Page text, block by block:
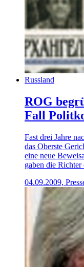
Russland
ROG
Fall
Fast drei Jahre
das Oberste
eine neue
gaben die
04.09.2009,